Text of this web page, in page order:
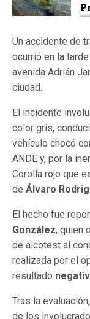
Un accidente de
ocurrió en la
avenida Adrián
ciudad.
El incidente
color gris,
vehículo chocó
ANDE y, por la
Corolla rojo que
de Álvaro
El hecho fue
González, quien
de alcotest al
realizada por el
resultado
Tras la
de los